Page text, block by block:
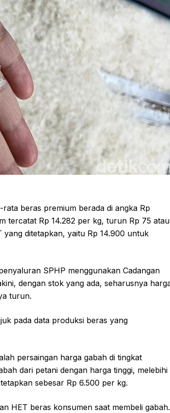
beras premium berada di angka Rp
tercatat Rp 14.282 per kg, turun Rp 75 atau
yang ditetapkan, yaitu Rp 14.900 untuk
SPHP menggunakan Cadangan
dengan stok yang ada, seharusnya
turun.
pada data produksi beras yang
persaingan harga gabah di tingkat
dari petani dengan harga tinggi, melebihi
sebesar Rp 6.500 per kg.
HET beras konsumen saat membeli gabah.